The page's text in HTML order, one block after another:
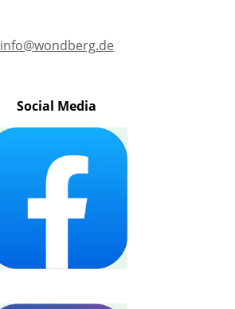
info@wondberg.de
Social Media